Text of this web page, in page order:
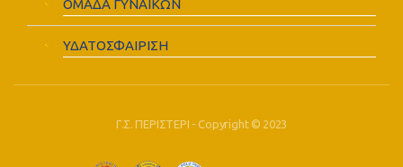
ΟΜΑΔΑ ΓΥΝΑΙΚΩΝ
ΥΔΑΤΟΣΦΑΙΡΙΣΗ
Γ.Σ. ΠΕΡΙΣΤΕΡΙ - Copyright © 2023